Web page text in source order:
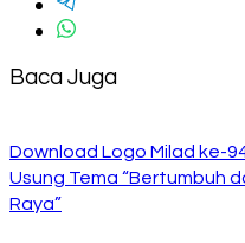
Baca Juga
Download Logo Milad ke-
Usung Tema “Bertumbuh
Raya”